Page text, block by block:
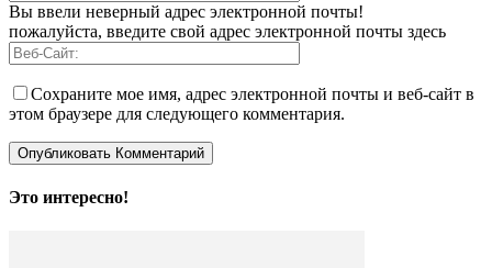
Вы ввели неверный адрес электронной почты!
пожалуйста, введите свой адрес электронной почты здесь
Сохраните мое имя, адрес электронной почты и веб-сайт в
этом браузере для следующего комментария.
Это интересно!